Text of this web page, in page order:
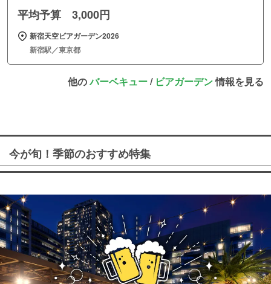
平均予算 3,000円
新宿天空ビアガーデン2026
新宿駅／東京都
他のバーベキュー/ ビアガーデン情報を見る
今が旬！季節のおすすめ特集